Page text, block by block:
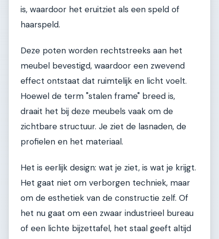
is, waardoor het eruitziet als een speld of
haarspeld.
Deze poten worden rechtstreeks aan het
meubel bevestigd, waardoor een zwevend
effect ontstaat dat ruimtelijk en licht voelt.
Hoewel de term "stalen frame" breed is,
draait het bij deze meubels vaak om de
zichtbare structuur. Je ziet de lasnaden, de
profielen en het materiaal.
Het is eerlijk design: wat je ziet, is wat je krijgt.
Het gaat niet om verborgen techniek, maar
om de esthetiek van de constructie zelf. Of
het nu gaat om een zwaar industrieel bureau
of een lichte bijzettafel, het staal geeft altijd